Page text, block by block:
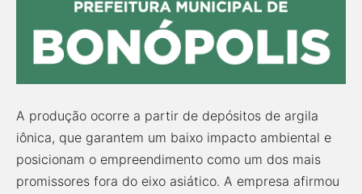
A produção ocorre a partir de depósitos de argila
iônica, que garantem um baixo impacto ambiental e
posicionam o empreendimento como um dos mais
promissores fora do eixo asiático. A empresa afirmou